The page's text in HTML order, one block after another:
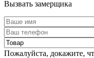
Вызвать замерщика
Пожалуйста, докажите,